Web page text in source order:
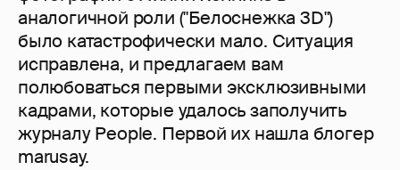
аналогичной роли ("Белоснежка 3D")
было катастрофически мало. Ситуация
исправлена, и предлагаем вам
полюбоваться первыми эксклюзивными
кадрами, которые удалось заполучить
журналу People. Первой их нашла блогер
marusay.